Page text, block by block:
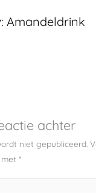
Amandeldrink
achter
niet gepubliceerd.
*